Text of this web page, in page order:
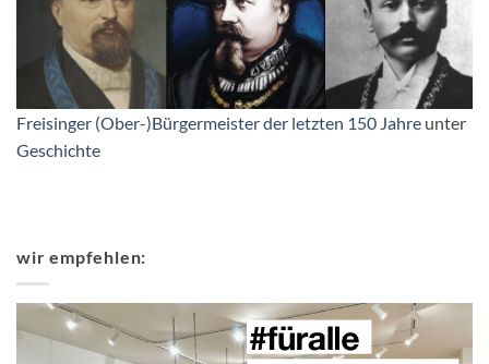
Freisinger (Ober-)Bürgermeister der letzten 150 Jahre unter
Geschichte
wir empfehlen: